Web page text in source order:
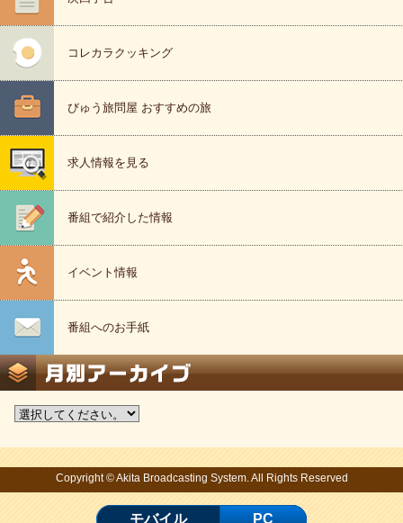
コレカラクッキング
びゅう旅問屋 おすすめの旅
求人情報を見る
番組で紹介した情報
イベント情報
番組へのお手紙
Copyright © Akita Broadcasting System. All Rights Reserved
モバイル PC